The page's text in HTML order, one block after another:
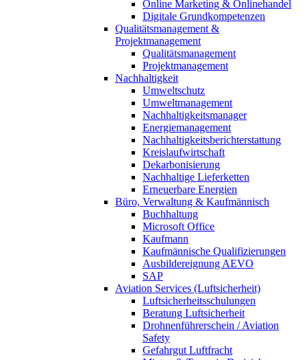
Online Marketing & Onlinehandel
Digitale Grundkompetenzen
Qualitätsmanagement &
Projektmanagement
Qualitätsmanagement
Projektmanagement
Nachhaltigkeit
Umweltschutz
Umweltmanagement
Nachhaltigkeitsmanager
Energiemanagement
Nachhaltigkeitsberichterstattung
Kreislaufwirtschaft
Dekarbonisierung
Nachhaltige Lieferketten
Erneuerbare Energien
Büro, Verwaltung & Kaufmännisch
Buchhaltung
Microsoft Office
Kaufmann
Kaufmännische Qualifizierungen
Ausbildereignung AEVO
SAP
Aviation Services (Luftsicherheit)
Luftsicherheitsschulungen
Beratung Luftsicherheit
Drohnenführerschein / Aviation
Safety
Gefahrgut Luftfracht